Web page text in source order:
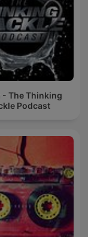
- The Thinking
Podcast